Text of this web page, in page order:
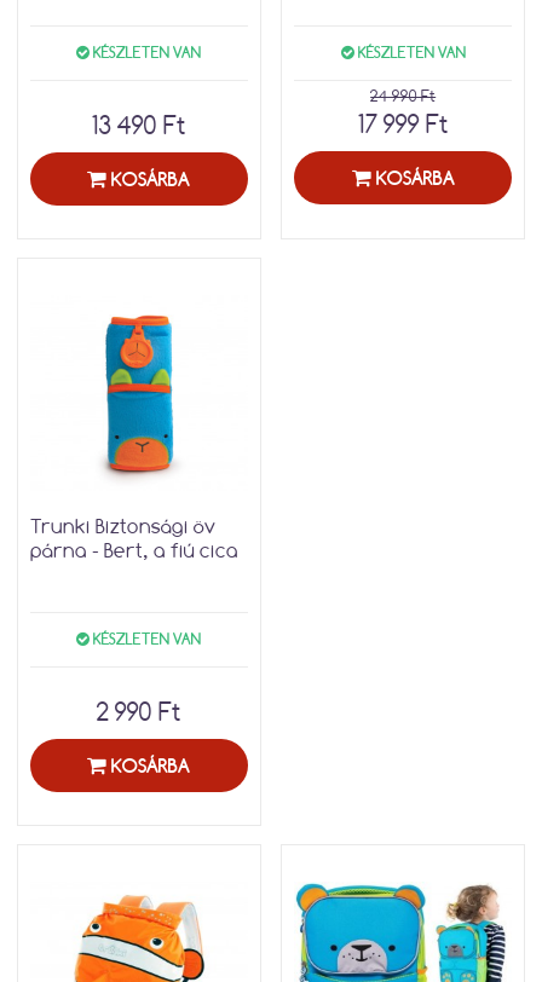
KÉSZLETEN VAN
13 490 Ft
KOSÁRBA
KÉSZLETEN VAN
24 990 Ft
17 999 Ft
KOSÁRBA
Trunki Biztonsági öv
párna - Bert, a fiú cica
KÉSZLETEN VAN
2 990 Ft
KOSÁRBA